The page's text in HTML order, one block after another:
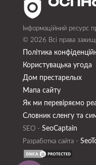
Інформаційний ресурс
© 2026 Всі права
Політика
Користувацька угода
Дом престарелых
Мапа сайту
Як ми перевіряємо
Словник сленгу та
SEO - SeoСaptain
Разработка сайта -